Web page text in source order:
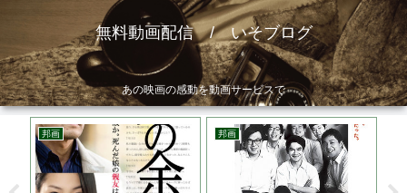
無料動画配信 / いそブログ
あの映画の感動を動画サービスで
邦画 邦画